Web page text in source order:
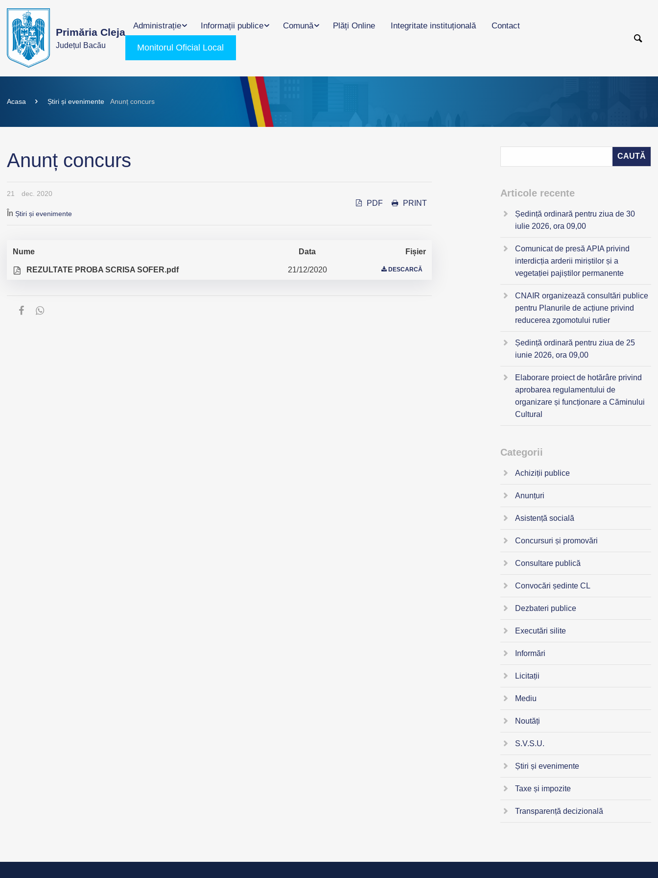
Primăria Cleja
Județul Bacău
Administrație Informații publice Comună Plăți Online Integritate instituțională Contact
Monitorul Oficial Local
Acasa Știri și evenimente Anunț concurs
Anunț concurs
21 dec. 2020
În Știri și evenimente
PDF PRINT
Nume Data Fișier
REZULTATE PROBA SCRISA SOFER.pdf 21/12/2020 DESCARCĂ
Articole recente
Ședință ordinară pentru ziua de 30
iulie 2026, ora 09,00
Comunicat de presă APIA privind
interdicția arderii miriștilor și a
vegetației pajiștilor permanente
CNAIR organizează consultări publice
pentru Planurile de acțiune privind
reducerea zgomotului rutier
Ședință ordinară pentru ziua de 25
iunie 2026, ora 09,00
Elaborare proiect de hotărâre privind
aprobarea regulamentului de
organizare și funcționare a Căminului
Cultural
Categorii
Achiziții publice
Anunțuri
Asistență socială
Concursuri și promovări
Consultare publică
Convocări ședinte CL
Dezbateri publice
Executări silite
Informări
Licitații
Mediu
Noutăți
S.V.S.U.
Știri și evenimente
Taxe și impozite
Transparență decizională